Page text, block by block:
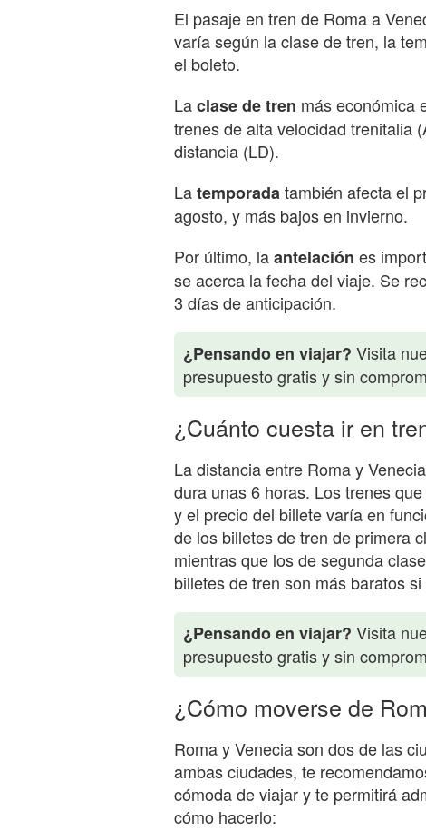
El pasaje en tren de Roma a
varía según la clase de tren, la
el boleto.
Laclase de tren más económica
trenes de alta velocidad trenitalia
distancia (LD).
Latemporadatambién afecta el
agosto, y más bajos en invierno.
Por último, laantelación es
se acerca la fecha del viaje. Se
3 días de anticipación.
¿Pensando en viajar? Visita
presupuesto gratis y sin
¿Cuánto cuesta ir en
La distancia entre Roma y
dura unas 6 horas. Los trenes
y el precio del billete varía en
de los billetes de tren de primera
mientras que los de segunda
billetes de tren son más baratos
¿Pensando en viajar? Visita
presupuesto gratis y sin
¿Cómo moverse de
Roma y Venecia son dos de las
ambas ciudades, te
cómoda de viajar y te permitirá
cómo hacerlo: